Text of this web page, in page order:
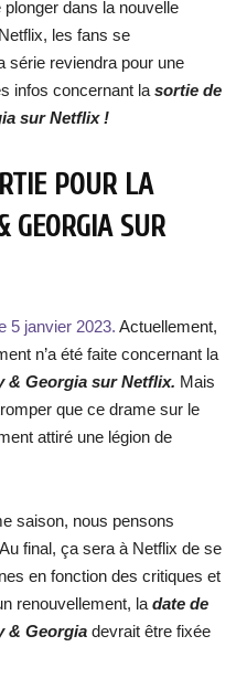
dans la nouvelle
les fans se
série reviendra pour une
infos concernant la sortie de
sur Netflix !
POUR LA
GEORGIA SUR
5 janvier 2023. Actuellement,
n’a été faite concernant la
& Georgia sur Netflix. Mais
que ce drame sur le
attiré une légion de
saison, nous pensons
final, ça sera à Netflix de se
en fonction des critiques et
renouvellement, la date de
& Georgia devrait être fixée